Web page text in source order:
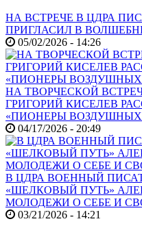
НА ВСТРЕЧЕ В ЦДРА
ПРИГЛАСИЛ В
05/02/2026 - 14:26
НА ТВОРЧЕСКОЙ
ГРИГОРИЙ КИСЕЛЕВ
«ПИОНЕРЫ
04/17/2026 - 20:49
В ЦДРА ВОЕННЫЙ
«ШЕЛКОВЫЙ ПУТЬ»
МОЛОДЕЖИ О СЕБЕ И
03/21/2026 - 14:21